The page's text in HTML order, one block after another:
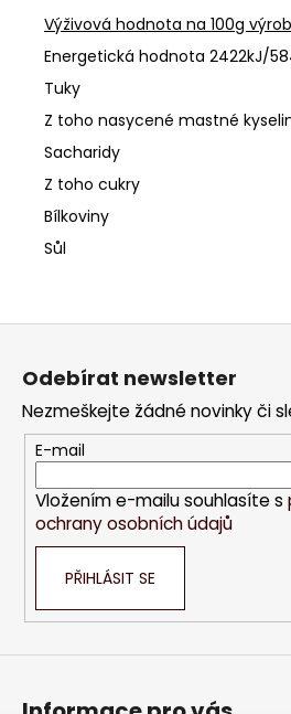
Výživová hodnota na 100g
Energetická hodnota 2422kJ/
Tuky
Z toho nasycené mastné
Sacharidy
Z toho cukry
Bílkoviny
Sůl 0
Z
Odebírat newsletter
Nezmeškejte žádné novinky či
E-mail
Vložením e-mailu souhlasíte s
ochrany osobních údajů
PŘIHLÁSIT SE